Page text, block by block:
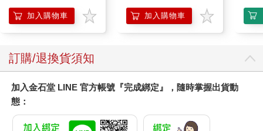
加入購物車
Mario Galaxy Movie
Storybook
加入購物車
訂購/退換貨須知
加入金石堂 LINE 官方帳號『完成綁定』，隨時掌握出貨動
態：